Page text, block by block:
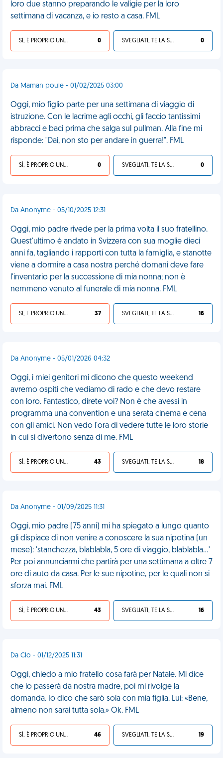
loro due stanno preparando le valigie per la loro
settimana di vacanza, e io resto a casa. FML
SÌ, È PROPRIO UNA VDM! 0 SVEGLIATI, TE LA SEI CERCATA! 0
Da Maman poule - 01/02/2025 03:00
Oggi, mio figlio parte per una settimana di viaggio di
istruzione. Con le lacrime agli occhi, gli faccio tantissimi
abbracci e baci prima che salga sul pullman. Alla fine mi
risponde: "Dai, non sto per andare in guerra!". FML
SÌ, È PROPRIO UNA VDM! 0 SVEGLIATI, TE LA SEI CERCATA! 0
Da Anonyme - 05/10/2025 12:31
Oggi, mio padre rivede per la prima volta il suo fratellino.
Quest'ultimo è andato in Svizzera con sua moglie dieci
anni fa, tagliando i rapporti con tutta la famiglia, e stanotte
viene a dormire a casa nostra perché domani deve fare
l'inventario per la successione di mia nonna; non è
nemmeno venuto al funerale di mia nonna. FML
SÌ, È PROPRIO UNA VDM! 37 SVEGLIATI, TE LA SEI CERCATA! 16
Da Anonyme - 05/01/2026 04:32
Oggi, i miei genitori mi dicono che questo weekend
avremo ospiti che vediamo di rado e che devo restare
con loro. Fantastico, direte voi? Non è che avessi in
programma una convention e una serata cinema e cena
con gli amici. Non vedo l'ora di vedere tutte le loro storie
in cui si divertono senza di me. FML
SÌ, È PROPRIO UNA VDM! 43 SVEGLIATI, TE LA SEI CERCATA! 18
Da Anonyme - 01/09/2025 11:31
Oggi, mio padre (75 anni) mi ha spiegato a lungo quanto
gli dispiace di non venire a conoscere la sua nipotina (un
mese): 'stanchezza, blablabla, 5 ore di viaggio, blablabla…'
Per poi annunciarmi che partirà per una settimana a oltre 7
ore di auto da casa. Per le sue nipotine, per le quali non si
sforza mai. FML
SÌ, È PROPRIO UNA VDM! 43 SVEGLIATI, TE LA SEI CERCATA! 16
Da Clo - 01/12/2025 11:31
Oggi, chiedo a mio fratello cosa farà per Natale. Mi dice
che lo passerà da nostra madre, poi mi rivolge la
domanda. Io dico che sarò sola con mia figlia. Lui: «Bene,
almeno non sarai tutta sola.» Ok. FML
SÌ, È PROPRIO UNA VDM! 46 SVEGLIATI, TE LA SEI CERCATA! 19